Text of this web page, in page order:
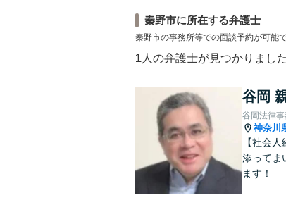
秦野市に所在する弁護士
秦野市の事務所等での面談予約が可能で
1 人の弁護士が見つかりました
谷岡
谷岡法律
神奈川
【社会
添ってま
ます！